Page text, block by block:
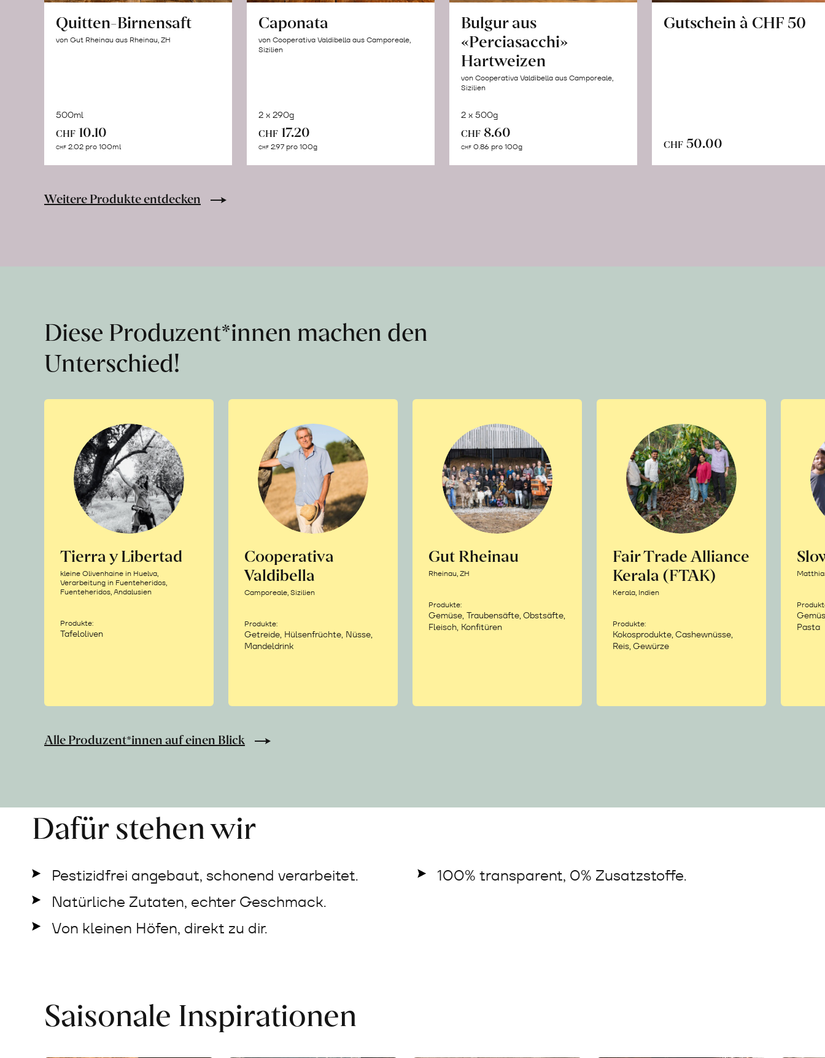
Quitten-Birnensaft
von Gut Rheinau aus Rheinau, ZH
500ml
CHF 10.10
CHF 2.02 pro 100ml
Caponata
von Cooperativa Valdibella aus Camporeale,
Sizilien
2 x 290g
CHF 17.20
CHF 2.97 pro 100g
Bulgur aus
«Perciasacchi»
Hartweizen
von Cooperativa Valdibella aus Camporeale,
Sizilien
2 x 500g
CHF 8.60
CHF 0.86 pro 100g
Gutschein à CHF 50
CHF 50.00
Warenkorb
Weitere Produkte entdecken
Diese Produzent*innen machen den
Unterschied!
Tierra y Libertad
kleine Olivenhaine in Huelva,
Verarbeitung in Fuenteheridos,
Fuenteheridos, Andalusien
Produkte:
Tafeloliven
Cooperativa
Valdibella
Camporeale, Sizilien
Produkte:
Getreide, Hülsenfrüchte, Nüsse,
Mandeldrink
Gut Rheinau
Rheinau, ZH
Produkte:
Gemüse, Traubensäfte, Obstsäfte,
Fleisch, Konfitüren
Fair Trade Alliance
Kerala (FTAK)
Kerala, Indien
Produkte:
Kokosprodukte, Cashewnüsse,
Reis, Gewürze
Pasta
Alle Produzent*innen auf einen Blick
Dafür stehen wir
Pestizidfrei angebaut, schonend verarbeitet.
Natürliche Zutaten, echter Geschmack.
Von kleinen Höfen, direkt zu dir.
100% transparent, 0% Zusatzstoffe.
Saisonale Inspirationen